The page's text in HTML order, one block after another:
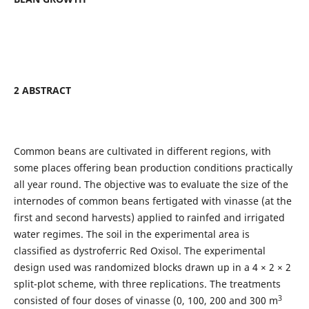
2 ABSTRACT
Common beans are cultivated in different regions, with
some places offering bean production conditions practically
all year round. The objective was to evaluate the size of the
internodes of common beans fertigated with vinasse (at the
first and second harvests) applied to rainfed and irrigated
water regimes. The soil in the experimental area is
classified as dystroferric Red Oxisol. The experimental
design used was randomized blocks drawn up in a 4 × 2 × 2
split-plot scheme, with three replications. The treatments
consisted of four doses of vinasse (0, 100, 200 and 300 m3